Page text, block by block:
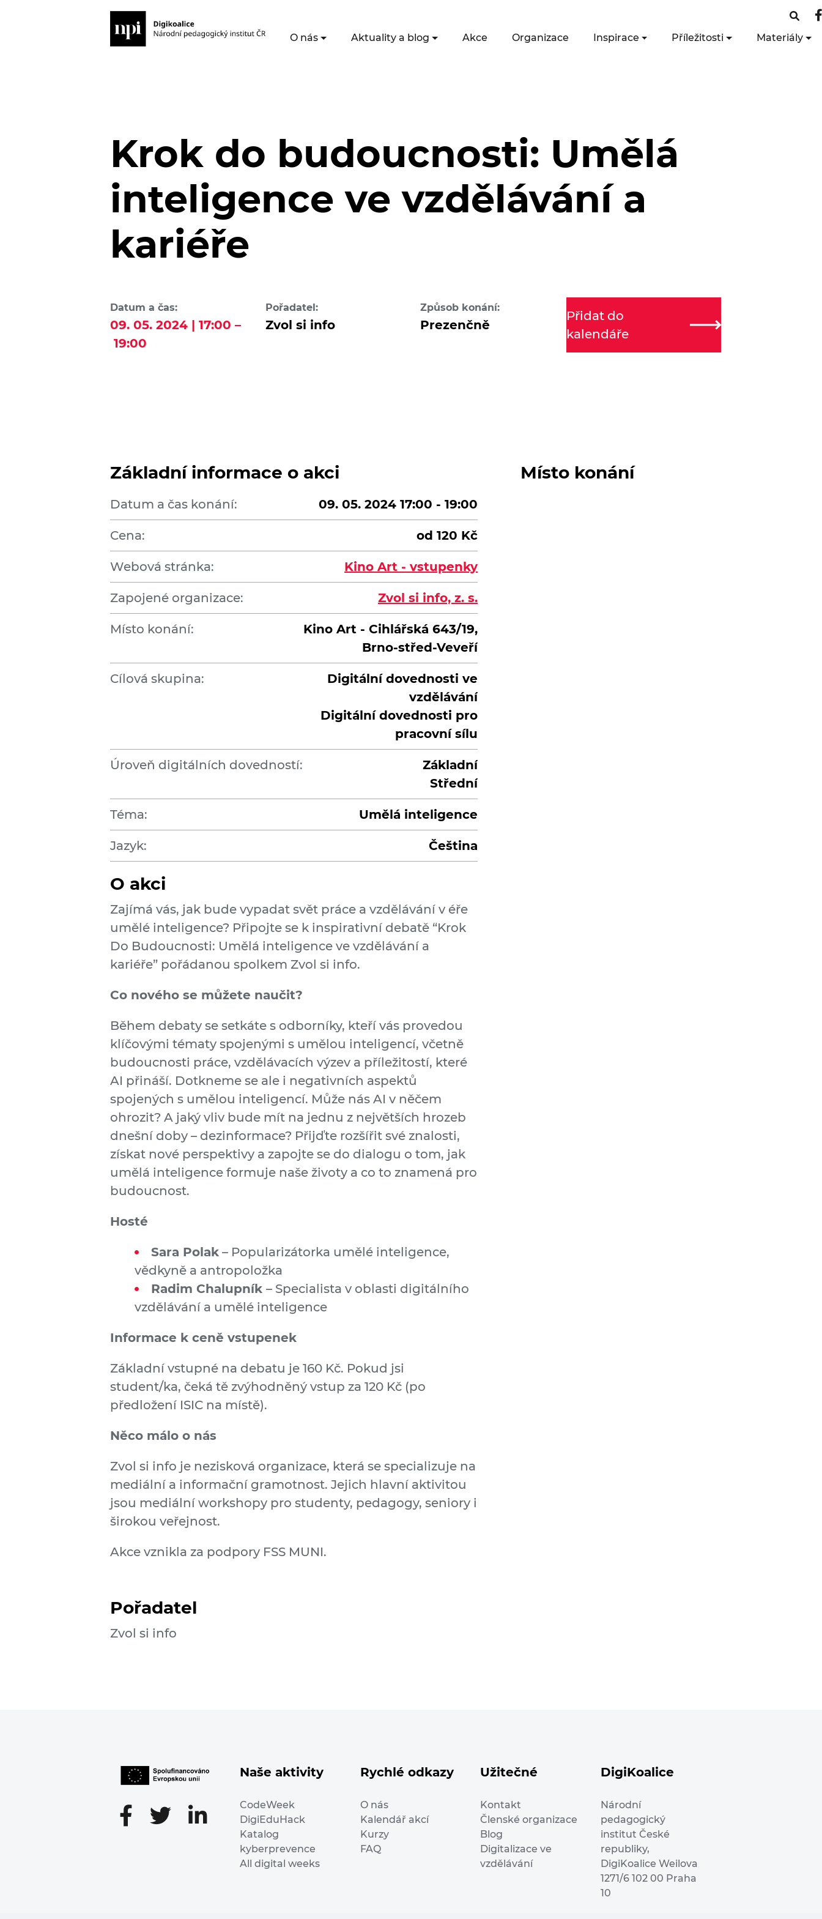
O nás Aktuality a blog Akce Organizace Inspirace Příležitosti Materiály
Krok do budoucnosti: Umělá
inteligence ve vzdělávání a
kariéře
Datum a čas:
09. 05. 2024 | 17:00 –
19:00
Pořadatel:
Zvol si info
Způsob konání:
Prezenčně
Přidat do
kalendáře
Základní informace o akci
Datum a čas konání: 09. 05. 2024 17:00 - 19:00
Cena: od 120 Kč
Webová stránka: Kino Art - vstupenky
Zapojené organizace: Zvol si info, z. s.
Místo konání:
Kino Art - Cihlářská 643/19,
Brno-střed-Veveří
Cílová skupina:
Digitální dovednosti ve
vzdělávání
Digitální dovednosti pro
pracovní sílu
Úroveň digitálních dovedností:
Základní
Střední
Téma: Umělá inteligence
Jazyk: Čeština
O akci
Zajímá vás, jak bude vypadat svět práce a vzdělávání v éře
umělé inteligence? Připojte se k inspirativní debatě “Krok
Do Budoucnosti: Umělá inteligence ve vzdělávání a
kariéře” pořádanou spolkem Zvol si info.
Co nového se můžete naučit?
Během debaty se setkáte s odborníky, kteří vás provedou
klíčovými tématy spojenými s umělou inteligencí, včetně
budoucnosti práce, vzdělávacích výzev a příležitostí, které
AI přináší. Dotkneme se ale i negativních aspektů
spojených s umělou inteligencí. Může nás AI v něčem
ohrozit? A jaký vliv bude mít na jednu z největších hrozeb
dnešní doby – dezinformace? Přijďte rozšířit své znalosti,
získat nové perspektivy a zapojte se do dialogu o tom, jak
umělá inteligence formuje naše životy a co to znamená pro
budoucnost.
Hosté
Sara Polak – Popularizátorka umělé inteligence,
vědkyně a antropoložka
Radim Chalupník – Specialista v oblasti digitálního
vzdělávání a umělé inteligence
Informace k ceně vstupenek
Základní vstupné na debatu je 160 Kč. Pokud jsi
student/ka, čeká tě zvýhodněný vstup za 120 Kč (po
předložení ISIC na místě).
Něco málo o nás
Zvol si info je nezisková organizace, která se specializuje na
mediální a informační gramotnost. Jejich hlavní aktivitou
jsou mediální workshopy pro studenty, pedagogy, seniory i
širokou veřejnost.
Akce vznikla za podpory FSS MUNI.
Pořadatel
Zvol si info
Místo konání
Naše aktivity
CodeWeek
DigiEduHack
Katalog
kyberprevence
All digital weeks
Rychlé odkazy
O nás
Kalendář akcí
Kurzy
FAQ
Užitečné
Kontakt
Členské organizace
Blog
Digitalizace ve
vzdělávání
DigiKoalice
Národní
pedagogický
institut České
republiky,
DigiKoalice Weilova
1271/6 102 00 Praha
10